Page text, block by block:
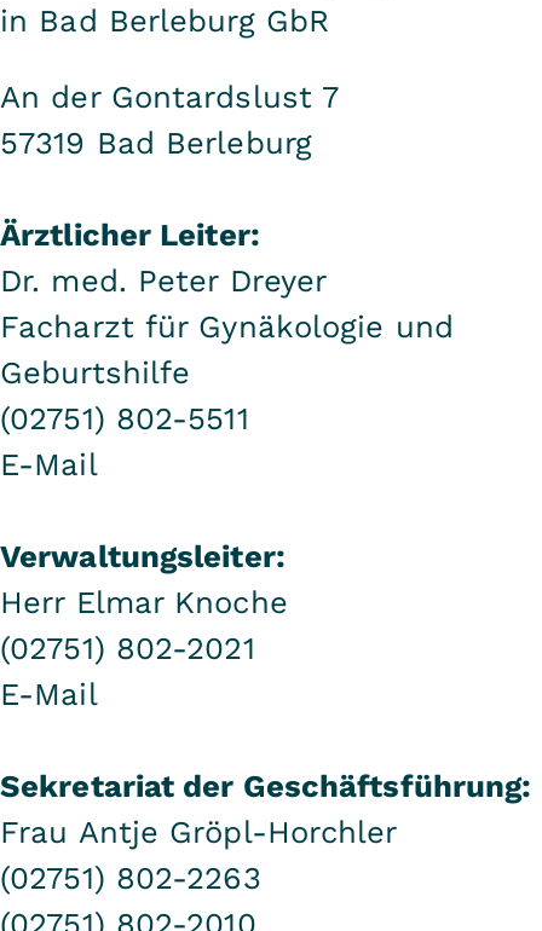
in Bad Berleburg GbR
An der Gontardslust 7
57319 Bad Berleburg
Ärztlicher Leiter:
Dr. med. Peter Dreyer
Facharzt für Gynäkologie und
Geburtshilfe
(02751) 802-5511
E-Mail
Verwaltungsleiter:
Herr Elmar Knoche
(02751) 802-2021
E-Mail
Sekretariat der Geschäftsführung:
Frau Antje Gröpl-Horchler
(02751) 802-2263